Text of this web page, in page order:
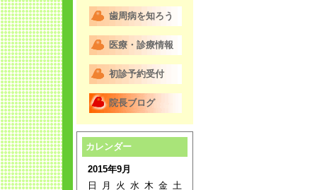
歯周病を知ろう
医療・診療情報
初診予約受付
院長ブログ
カレンダー
2015年9月
日
月 火 水 木 金 土